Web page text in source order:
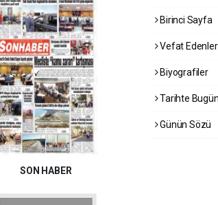
SON HABER
Birinci Sayfa
Vefat Edenler
Biyografiler
Tarihte Bugün
Günün Sözü